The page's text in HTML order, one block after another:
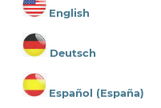
English
Deutsch
Español (España)